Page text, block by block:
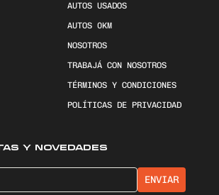
AUTOS USADOS
AUTOS 0KM
NOSOTROS
TRABAJÁ CON NOSOTROS
TÉRMINOS Y CONDICIONES
POLÍTICAS DE PRIVACIDAD
Y NOVEDADES